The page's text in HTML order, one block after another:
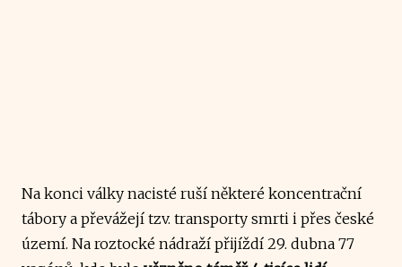
Na konci války nacisté ruší některé koncentrační
tábory a převážejí tzv. transporty smrti i přes české
území. Na roztocké nádraží přijíždí 29. dubna 77